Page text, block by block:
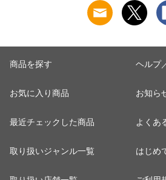
ット工業 S5022B-
涼しい 肌着
商品を探す
お気に入り商品
最近チェックした商品
取り扱いジャンル一覧
ヘルプ
お知ら
よくあ
はじめ